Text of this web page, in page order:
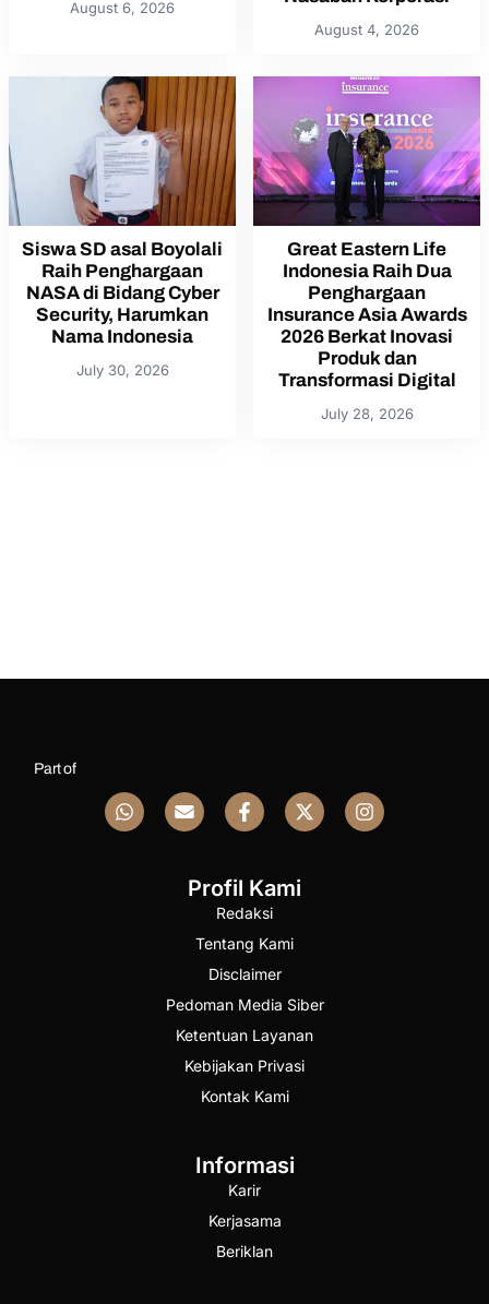
August 6, 2026
August 4, 2026
Siswa SD asal Boyolali
Raih Penghargaan
NASA di Bidang Cyber
Security, Harumkan
Nama Indonesia
July 30, 2026
Great Eastern Life
Indonesia Raih Dua
Penghargaan
Insurance Asia Awards
2026 Berkat Inovasi
Produk dan
Transformasi Digital
July 28, 2026
Part of
Profil Kami
Redaksi
Tentang Kami
Disclaimer
Pedoman Media Siber
Ketentuan Layanan
Kebijakan Privasi
Kontak Kami
Informasi
Karir
Kerjasama
Beriklan